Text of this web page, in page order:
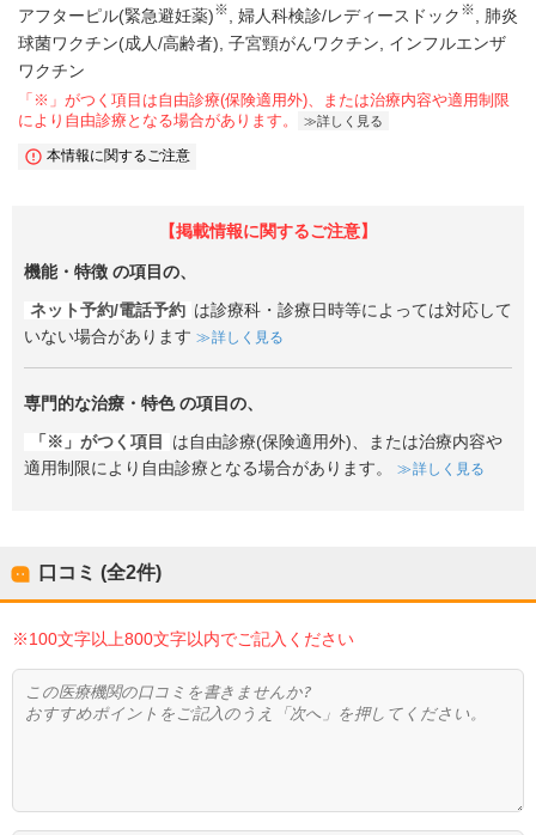
アフターピル(緊急避妊薬)※ 婦人科検診/レディースドック ※
肺炎
球菌ワクチン(成人/高齢者) 子宮頸がんワクチン
インフルエンザ
ワクチン
「※」がつく項目は自由診療(保険適用外)、または治療内容や適用制限
により自由診療となる場合があります。
詳しく見る
本情報に関するご注意
【掲載情報に関するご注意】
機能・特徴 の項目の、
ネット予約/電話予約 は診療科・診療日時等によっては対応して
いない場合があります
詳しく見る
専門的な治療・特色の項目の、
「※」がつく項目
は自由診療(保険適用外)、または治療内容や
適用制限により自由診療となる場合があります。
詳しく見る
口コミ (全2件)
※100文字以上800文字以内でご記入ください